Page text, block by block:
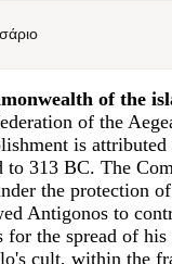
of the
of the
is
to 313 BC. The
the protection
Antigonos to
for the spread of
cult, within the